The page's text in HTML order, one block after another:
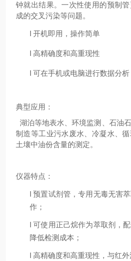
钟就出结果。一次性使用的预制
成的交叉污染等问题。
l 开机即用，操作简单
l 高精确度和高重现性
l 可在手机或电脑进行数据分析
典型应用：
湖泊等地表水、环境监测、石油
制造等工业污水废水、冷凝水、
土壤中油份含量的测定。
仪器特点：
l预置试剂管，专用无毒无害
作；
l可使用正己烷作为萃取剂，
降低检测成本；
l 高精确度和高重现性，与红外